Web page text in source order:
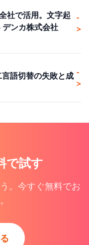
社で活用。文字起
ンカ株式会社
-
>
語切替の失敗と成 -
>
で試す
。今すぐ無料でお